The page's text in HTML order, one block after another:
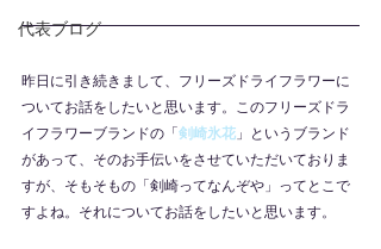
代表ブログ
昨日に引き続きまして、フリーズドライフラワーに
ついてお話をしたいと思います。このフリーズドラ
イフラワーブランドの「剣崎氷花 」というブランド
があって、そのお手伝いをさせていただいておりま
すが、そもそもの「剣崎ってなんぞや」ってとこで
すよね。それについてお話をしたいと思います。